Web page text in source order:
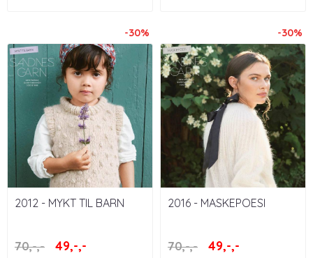
-30%
2012 - MYKT TIL BARN
70,-,- 49,-,-
-30%
2016 - MASKEPOESI
70,-,- 49,-,-